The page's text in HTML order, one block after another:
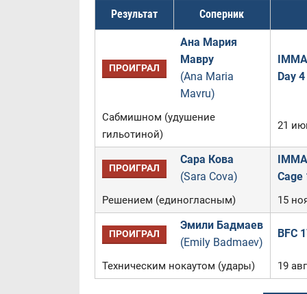
Результат Соперник
ПРОИГРАЛ
Ана Мария
Мавру
(Ana Maria
Mavru)
Day 4
Сабмишном (удушение
гильотиной)
21
ПРОИГРАЛ
Сара Кова
(Sara Cova)
Cage
Решением (единогласным) 15
ПРОИГРАЛ
Эмили Бадмаев
(Emily Badmaev)
BFC
Техническим нокаутом (удары) 19